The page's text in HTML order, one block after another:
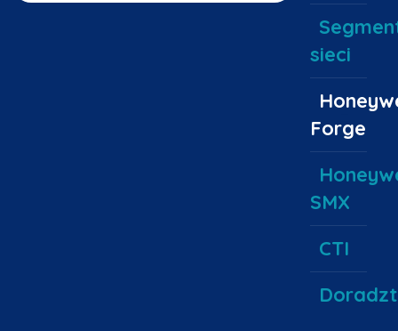
sieci
Forge
SMX
CTI